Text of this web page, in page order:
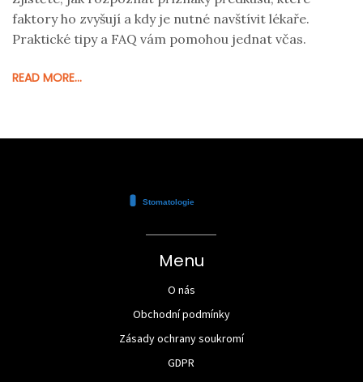
faktory ho zvyšují a kdy je nutné navštívit lékaře.
Praktické tipy a FAQ vám pomohou jednat včas.
READ MORE...
Menu
O nás
Obchodní podmínky
Zásady ochrany soukromí
GDPR